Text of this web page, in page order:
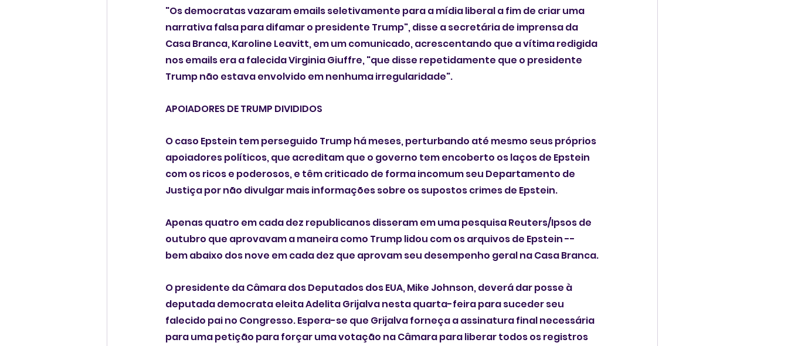
"Os democratas vazaram emails seletivamente para a mídia liberal a fim de criar uma
narrativa falsa para difamar o presidente Trump", disse a secretária de imprensa da
Casa Branca, Karoline Leavitt, em um comunicado, acrescentando que a vítima redigida
nos emails era a falecida Virginia Giuffre, "que disse repetidamente que o presidente
Trump não estava envolvido em nenhuma irregularidade".
APOIADORES DE TRUMP DIVIDIDOS
O caso Epstein tem perseguido Trump há meses, perturbando até mesmo seus próprios
apoiadores políticos, que acreditam que o governo tem encoberto os laços de Epstein
com os ricos e poderosos, e têm criticado de forma incomum seu Departamento de
Justiça por não divulgar mais informações sobre os supostos crimes de Epstein.
Apenas quatro em cada dez republicanos disseram em uma pesquisa Reuters/Ipsos de
outubro que aprovavam a maneira como Trump lidou com os arquivos de Epstein --
bem abaixo dos nove em cada dez que aprovam seu desempenho geral na Casa Branca.
O presidente da Câmara dos Deputados dos EUA, Mike Johnson, deverá dar posse à
deputada democrata eleita Adelita Grijalva nesta quarta-feira para suceder seu
falecido pai no Congresso. Espera-se que Grijalva forneça a assinatura final necessária
para uma petição para forçar uma votação na Câmara para liberar todos os registros